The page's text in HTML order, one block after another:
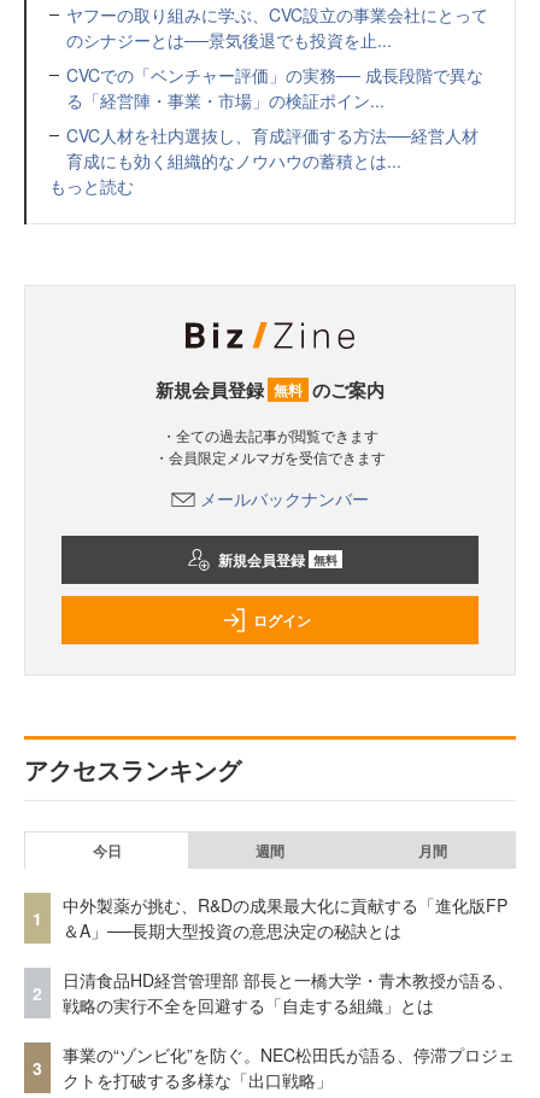
ヤフーの取り組みに学ぶ、CVC設立の事業会社にとって
のシナジーとは──景気後退でも投資を止...
CVCでの「ベンチャー評価」の実務── 成長段階で異な
る「経営陣・事業・市場」の検証ポイン...
CVC人材を社内選抜し、育成評価する方法──経営人材
育成にも効く組織的なノウハウの蓄積とは...
もっと読む
新規会員登録 無料 のご案内
・全ての過去記事が閲覧できます
・会員限定メルマガを受信できます
メールバックナンバー
新規会員登録 無料
ログイン
アクセスランキング
今日 週間 月間
1
中外製薬が挑む、R&Dの成果最大化に貢献する「進化版FP
＆A」──長期大型投資の意思決定の秘訣とは
2
日清食品HD経営管理部 部長と一橋大学・青木教授が語る、
戦略の実行不全を回避する「自走する組織」とは
3
事業の“ゾンビ化”を防ぐ。NEC松田氏が語る、停滞プロジェ
クトを打破する多様な「出口戦略」